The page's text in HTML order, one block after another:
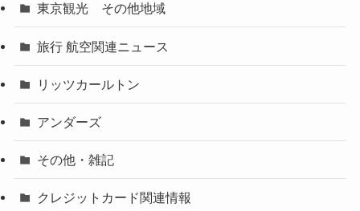
東京観光 その他地域
旅行 航空関連ニュース
リッツカールトン
アンダーズ
その他・雑記
クレジットカード関連情報